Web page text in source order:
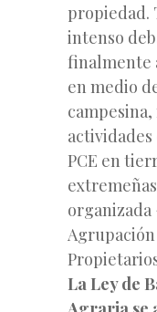
propiedad.
intenso
finalmente
en medio
actividades
PCE en
organizada
La Ley de